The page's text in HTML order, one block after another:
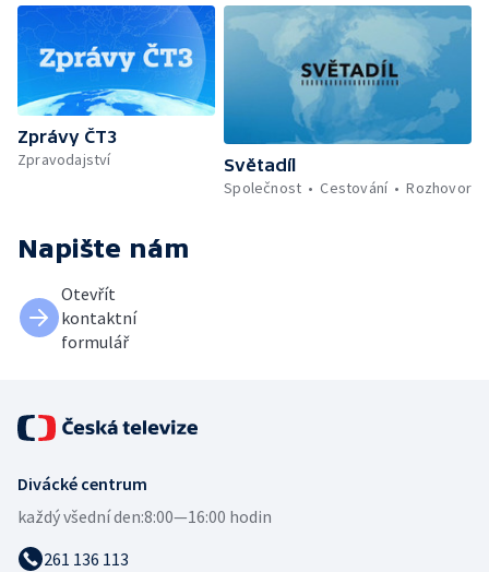
Zprávy ČT3
Zpravodajství
Světadíl
Společnost
Cestování Rozhovor
Napište nám
Otevřít
kontaktní
formulář
Divácké centrum
každý všední den:8:00—16:00 hodin
261 136 113